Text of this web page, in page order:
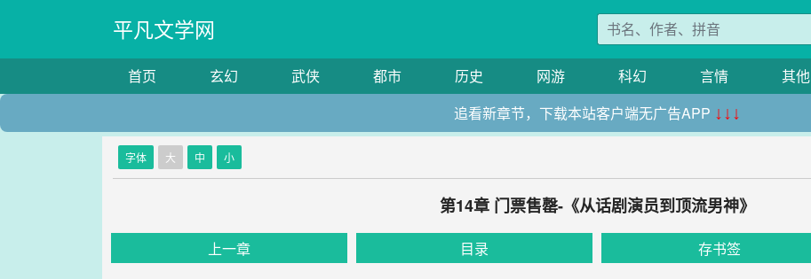
平凡文学网
首页 玄幻 武侠 都市 历史 网游 科幻 言情 其他
追看新章节，下载本站客户端无广告APP ↓↓↓
字体 大 中 小
第14章 门票售罄-《从话剧演员到顶流男神》
上一章 目录 存书签